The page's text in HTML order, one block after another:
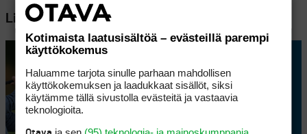
Lisää aiheesta
Kotimaista laatusisältöä – evästeillä parempi
käyttökokemus
Haluamme tarjota sinulle parhaan mahdollisen
käyttökokemuksen ja laadukkaat sisällöt, siksi
käytämme tällä sivustolla evästeitä ja vastaavia
teknologioita.
ja sen (95) teknologia- ja mainoskumppania